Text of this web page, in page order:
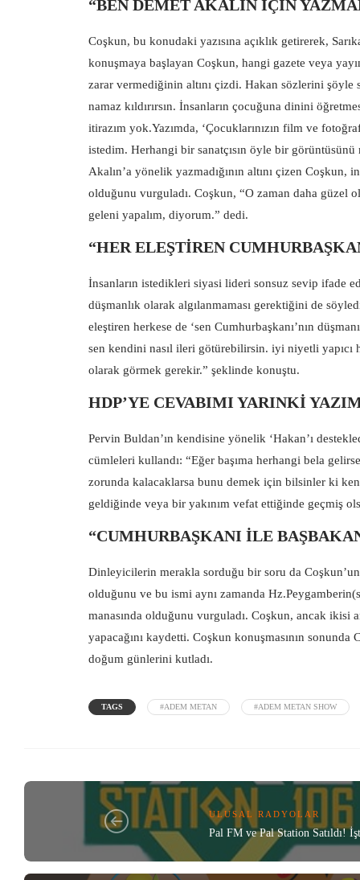
“BEN DEMET AKALIN İÇİN
Coşkun, bu konudaki yazısına açıklık getirerek,
konuşmaya başlayan Coşkun, hangi gazete veya
zarar vermediğinin altını çizdi. Hakan sözlerini
namaz kıldırırsın. İnsanların çocuğuna dinini
itirazım yok.Yazımda, ‘Çocuklarınızın film ve
istedim. Herhangi bir sanatçısın öyle bir görüntüsünü
Akalın’a yönelik yazmadığının altını çizen Coşkun,
olduğunu vurguladı. Coşkun, “O zaman daha güzel
geleni yapalım, diyorum.” dedi.
“HER ELEŞTİREN
İnsanların istedikleri siyasi lideri sonsuz sevip ifade
düşmanlık olarak algılanmaması gerektiğini de
eleştiren herkese de ‘sen Cumhurbaşkanı’nın
sen kendini nasıl ileri götürebilirsin. iyi niyetli
olarak görmek gerekir.” şeklinde konuştu.
HDP’YE CEVABIMI YARINKİ
Pervin Buldan’ın kendisine yönelik ‘Hakan’ı
cümleleri kullandı: “Eğer başıma herhangi bela
zorunda kalacaklarsa bunu demek için bilsinler ki
geldiğinde veya bir yakınım vefat ettiğinde geçmiş
“CUMHURBAŞKANI İLE
Dinleyicilerin merakla sorduğu bir soru da
olduğunu ve bu ismi aynı zamanda
manasında olduğunu vurguladı. Coşkun, ancak ikisi
yapacağını kaydetti. Coşkun konuşmasının
doğum günlerini kutladı.
TAGS #ADEM METAN #ADEM METAN SHOW
ULUSAL RADYOLAR
Pal FM ve Pal Station Satıldı!